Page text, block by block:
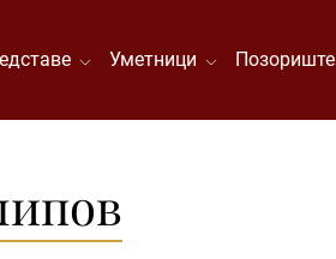
Уметници Позориште